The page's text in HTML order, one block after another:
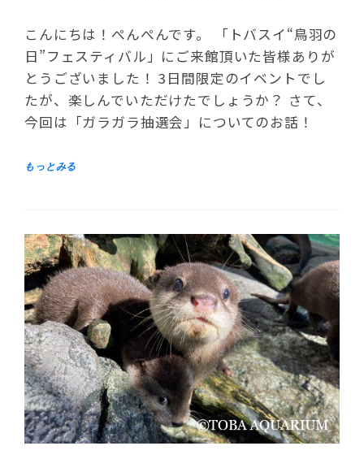
こんにちは！ぺんぺんです。 「トバスイ“鳥羽の
日”フェスティバル」にご来館頂いた皆様ありが
とうございました！ 3日間限定のイベントでし
たが、楽しんでいただけたでしょうか？ さて、
今回は「ガラガラ抽選会」についてのお話！